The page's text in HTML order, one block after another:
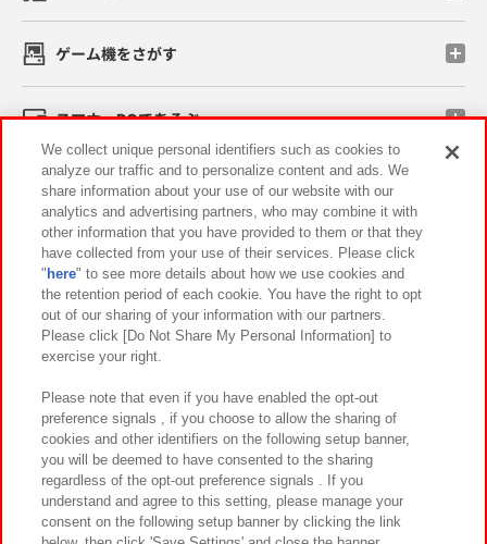
ゲーム機をさがす
スマホ・PCであそぶ
イベント・キャンペーン
関連会社 サステナビリティ サイトポリシー
プライバシーポリシー ウェブアクセシビリティ方針と検証結果
お取引先さまとともに
カスタマーハラスメント対応方針 よくあるご質問・お問い合わせ
We collect unique personal identifiers such as cookies to
analyze our traffic and to personalize content and ads. We
share information about your use of our website with our
analytics and advertising partners, who may combine it with
other information that you have provided to them or that they
have collected from your use of their services. Please click
" here" to see more details about how we use cookies and
the retention period of each cookie. You have the right to opt
out of our sharing of your information with our partners.
Please click [Do Not Share My Personal Information] to
exercise your right.
Please note that even if you have enabled the opt-out
preference signals , if you choose to allow the sharing of
cookies and other identifiers on the following setup banner,
you will be deemed to have consented to the sharing
regardless of the opt-out preference signals . If you
understand and agree to this setting, please manage your
consent on the following setup banner by clicking the link